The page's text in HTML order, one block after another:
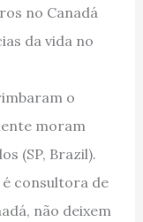
no Canadá
da vida no
o
moram
(SP, Brazil).
consultora de
não deixem